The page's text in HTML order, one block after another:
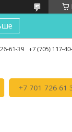
61-39 +7 (705) 117-
+7 701 726 61